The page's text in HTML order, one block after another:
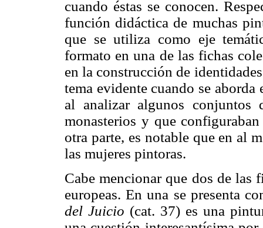
cuando éstas se conocen.
función didáctica de muchas
que se utiliza como eje
formato en una de las fichas
en la construcción de
tema evidente cuando se
al analizar algunos conjuntos
monasterios y que
otra parte, es notable que en al
las mujeres pintoras.
Cabe mencionar que dos de las
europeas. En una se presenta
del Juicio (cat. 37) es una